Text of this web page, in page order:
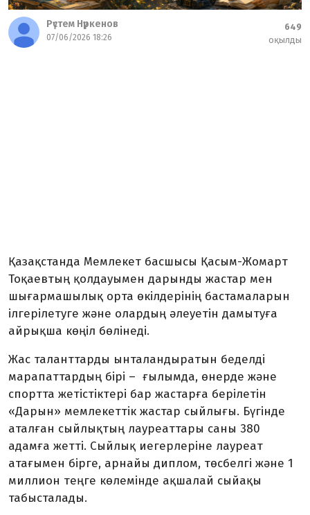
Рүстем Нүркенов
07/06/2026 18:26
649
оқылды
Қазақстанда Мемлекет басшысы Қасым-Жомарт
Тоқаевтың қолдауымен дарынды жастар мен
шығармашылық орта өкілдерінің бастамаларын
ілгерілетуге және олардың әлеуетін дамытуға
айрықша көңіл бөлінеді.
Жас таланттарды ынталандыратын беделді
марапаттардың бірі – ғылымда, өнерде және
спортта жетістіктері бар жастарға берілетін
«Дарын» мемлекеттік жастар сыйлығы. Бүгінде
аталған сыйлықтың лауреаттары саны 380
адамға жетті. Сыйлық иегерлеріне лауреат
атағымен бірге, арнайы диплом, төсбелгі және 1
миллион теңге көлемінде ақшалай сыйақы
табысталады.